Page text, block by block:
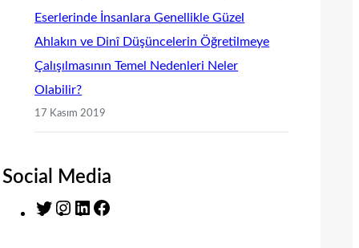
Eserlerinde İnsanlara Genellikle Güzel
Ahlakın ve Dinî Düşüncelerin Öğretilmeye
Çalışılmasının Temel Nedenleri Neler
Olabilir?
17 Kasım 2019
Social Media
T
I
L